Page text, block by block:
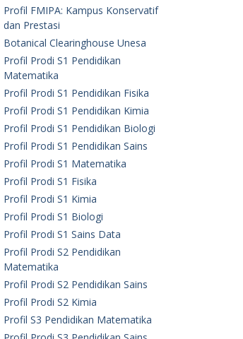
Profil FMIPA: Kampus Konservatif
dan Prestasi
Botanical Clearinghouse Unesa
Profil Prodi S1 Pendidikan
Matematika
Profil Prodi S1 Pendidikan Fisika
Profil Prodi S1 Pendidikan Kimia
Profil Prodi S1 Pendidikan Biologi
Profil Prodi S1 Pendidikan Sains
Profil Prodi S1 Matematika
Profil Prodi S1 Fisika
Profil Prodi S1 Kimia
Profil Prodi S1 Biologi
Profil Prodi S1 Sains Data
Profil Prodi S2 Pendidikan
Matematika
Profil Prodi S2 Pendidikan Sains
Profil Prodi S2 Kimia
Profil S3 Pendidikan Matematika